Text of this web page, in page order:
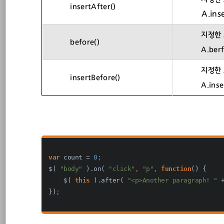
insertAfter()
before()
지정한
insertBefore()
지정한
var count = 0 ;
$(
"body" ).on( "click" , "p" , function() {
    $(
this ).after( "<p>Another paragraph! "
}) ;
javascript